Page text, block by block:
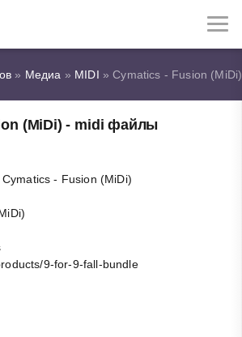
» Медиа » MIDI » Cymatics - Fusion
(MiDi) - midi файлы
9-for-9-fall-bundle